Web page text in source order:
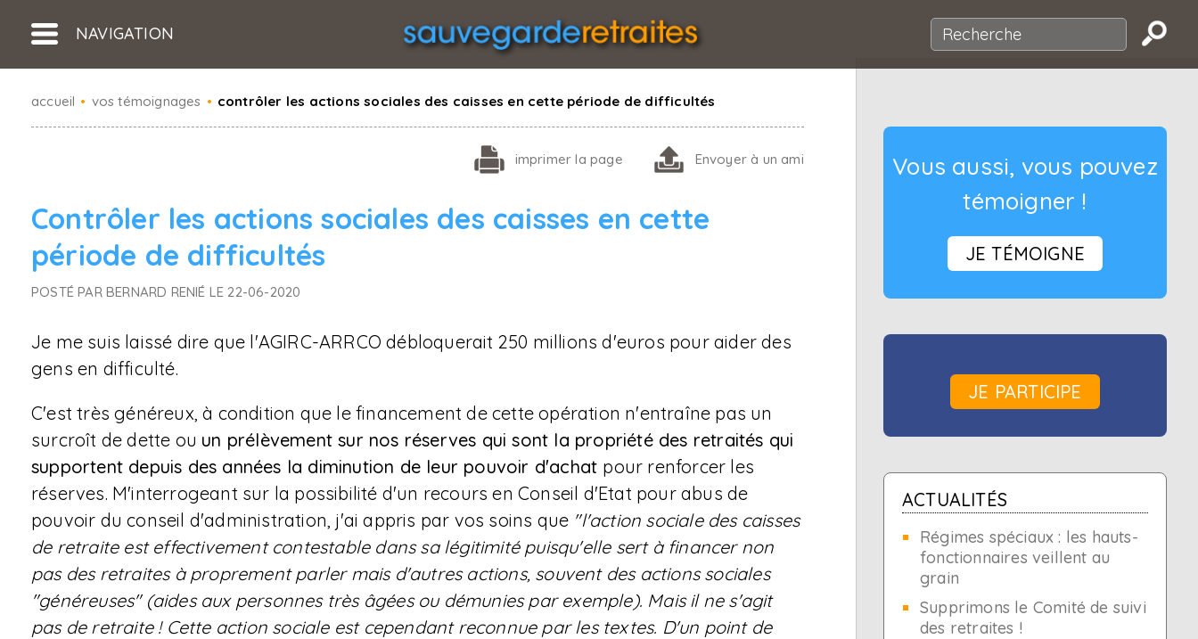
NAVIGATION
accueil • vos témoignages • contrôler les actions sociales des caisses en cette période de difficultés
imprimer la page Envoyer à un ami
Contrôler les actions sociales des caisses en cette
période de difficultés
POSTÉ PAR BERNARD RENIÉ LE 22-06-2020
Je me suis laissé dire que l'AGIRC-ARRCO débloquerait 250 millions d'euros pour aider des
gens en difficulté.
C'est très généreux, à condition que le financement de cette opération n'entraîne pas un
surcroît de dette ou un prélèvement sur nos réserves qui sont la propriété des retraités qui
supportent depuis des années la diminution de leur pouvoir d'achat pour renforcer les
réserves. M'interrogeant sur la possibilité d'un recours en Conseil d'Etat pour abus de
pouvoir du conseil d'administration, j'ai appris par vos soins que "l'action sociale des caisses
de retraite est effectivement contestable dans sa légitimité puisqu'elle sert à financer non
pas des retraites à proprement parler mais d'autres actions, souvent des actions sociales
"généreuses" (aides aux personnes très âgées ou démunies par exemple). Mais il ne s'agit
pas de retraite ! Cette action sociale est cependant reconnue par les textes. D'un point de
Vous aussi, vous pouvez
témoigner !
JE TÉMOIGNE
JE PARTICIPE
ACTUALITÉS
Régimes spéciaux : les hauts-
fonctionnaires veillent au
grain
Supprimons le Comité de suivi
des retraites !